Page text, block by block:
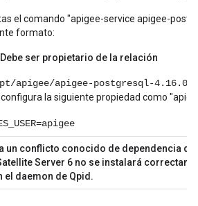
el comando "apigee-service apigee-
formato:
Debe ser propietario de la relación
apigee/apigee-postgresql-
la siguiente propiedad como
un conflicto conocido de dependencia
Server 6 no se instalará
el daemon de Qpid.